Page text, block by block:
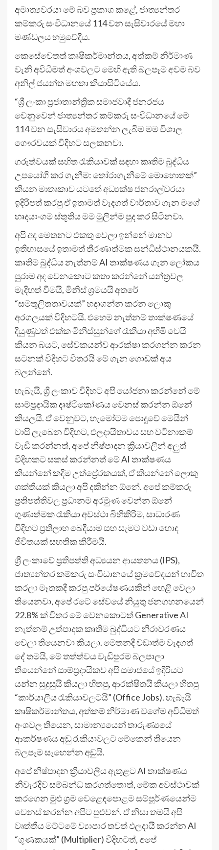
අමාත්‍යවරයා මේ බව ප්‍රකාශ කළේ, ජාත්‍යන්තර
කම්කරු සංවිධානයේ 114 වන සැසිවාරයේ මහා
මණ්ඩලය හමුවේදීය.
කෙසේවෙතත් කෘෂිකර්මාන්තය, අත්කම් නිර්මාණ
වැනි අවිධිමත් අංශවලට මෙහි ඇති බලපෑම අවම බව
අනිල් ජයන්ත මහතා කියාසිටියේය.
“ශ්‍රී ලංකා ප්‍රජාතාන්ත්‍රික සමාජවාදී ජනරජය
වෙනුවෙන් ජාත්‍යන්තර කම්කරු සංවිධානයේ මේ
114 වන සැසිවාරය අමතන්න ලැබීම මම විශාල
ගෞරවයක් විදිහට සලකනවා.
ගරුත්වයක් සහිත රැකියාවක් සඳහා කෘතිම බුද්ධිය
උපයෝගී කර ගැනීම: තෝරාගැනීමේ මොහොතක්”
කියන මාතෘකාව යටතේ අධ්‍යක්ෂ ජනරාල්වරයා
ඉදිරිපත් කරපු ඒ ඉතාමත් වැදගත් වාර්තාව ගැන මගේ
හෘදයාංගම ස්තූතිය මම මුලින්ම පුද කර සිටිනවා.
අපි අද මෙතනට එකතු වෙලා ඉන්නේ මානව
ඉතිහාසයේ ඉතාමත් තීරණාත්මක සන්ධිස්ථානයකයි.
කෘතිම බුද්ධිය නැත්නම් AI තාක්ෂණය ගැන ලෝකය
පුරාම අද වෙනකොට කතා කරන්නේ යන්ත්‍රවල
මැදිහත් වීමයි, මිනිස් ශ්‍රමයයි අතරේ
“සමතුලිතතාවයක්” හදාගන්න කරන ලොකු
අරගලයක් විදිහටයි. එහෙම නැත්නම් තාක්ෂණයේ
දියුණුවත් එක්ක මිනිස්සුන්ගේ රැකියා අහිමි වෙයි
කියන බයට, සේවකයන්ව ආරක්ෂා කරගන්න කරන
සටනක් විදිහට විතරයි මේ ගැන ගොඩක් අය
බලන්නේ.
හැබැයි, ශ්‍රී ලංකාව විදිහට අපි යෝජනා කරන්නේ මේ
සාම්ප්‍රදායික දෘෂ්ටිකෝණය වෙනස් කරන්න ඕනේ
කියලයි. ඒ වෙනුවට, හැමෝටම පොදුවේ මෙයින්
වාසි ලැබෙන විදිහට, ඵලදායිතාවය සහ වටිනාකම්
වැඩි කරන්නත්, අපේ නිෂ්පාදන ක්‍රියාවලීන් අලුත්
විදිහකට සකස් කරන්නත් මේ AI තාක්ෂණය
කියන්නේ කදිම උත්ප්‍රේරකයක්, ඒ කියන්නේ ලොකු
ශක්තියක් කියලා අපි දකින්න ඕනේ. අපේ කම්කරු
ප්‍රතිපත්තිවල ප්‍රධානම අරමුණ වෙන්න ඕනේ
ගුණාත්මක රැකියා අවස්ථා බිහිකිරීම, සාධාරණ
විදිහට ප්‍රතිලාභ බෙදීයාම සහ සැමට වඩා හොඳ
ජීවිතයක් සහතික කිරීමයි.
ශ්‍රී ලංකාවේ ප්‍රතිපත්ති අධ්‍යයන ආයතනය (IPS),
ජාත්‍යන්තර කම්කරු සංවිධානයේ ක්‍රමවේදයන් භාවිත
කරලා මෑතකදී කරපු පර්යේෂණයකින් හෙළි වෙලා
තියෙනවා, අපේ රටේ සේවයේ නියුතු ජනගහනයෙන්
22.8% ක් විතර මේ වෙනකොටත් Generative AI
නැත්නම් උත්පාදක කෘතිම බුද්ධියට නිරාවරණය
වෙලා තියෙනවා කියලා. මෙතනදී වඩාත්ම වැදගත්
දේ තමයි, මේ තත්ත්වය වැඩිපුරම බලපාලා
තියෙන්නේ සාම්ප්‍රදායිකව අපි සමාජයේ ඉදිරියට
යන්න සුදුසුයි කියලා හිතපු, ආරක්ෂිතයි කියලා හිතපු
“කාර්යාලීය රැකියාවලටයි” (Office Jobs). හැබැයි
කෘෂිකර්මාන්තය, අත්කම් නිර්මාණ වගේම අවිධිමත්
අංශවල තියෙන, සාමාන්‍යයෙන් තාරුණ්‍යයේ
ආකර්ෂණය අඩු රැකියාවලට මේකෙන් තියෙන
බලපෑම සෑහෙන්න අඩුයි.
අපේ නිෂ්පාදන ක්‍රියාවලිය ඇතුළට AI තාක්ෂණය
නිවැරදිව සම්බන්ධ කරගත්තොත්, මේක අවස්ථාවක්
කරගෙන මුළු ශ්‍රම වෙළෙඳපොළම සම්පූර්ණයෙන්ම
වෙනස් කරන්න අපිට පුළුවන්. ඒ නිසා තමයි අපි
වෘත්තීය මට්ටමේ ව්‍යාපාර තවත් ඵලදායී කරන්න AI
“ගුණකයක්” (Multiplier) විදිහටත්, අපේ